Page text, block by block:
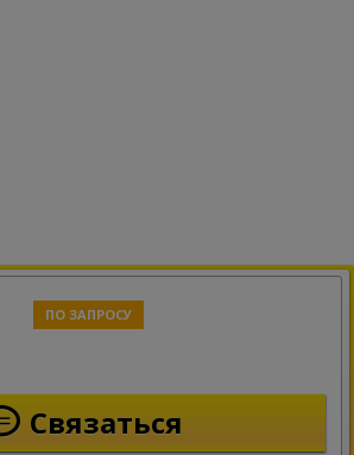
ПО ЗАПРОСУ
Связаться